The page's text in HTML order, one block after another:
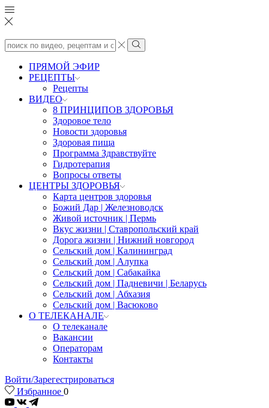
Search
input
Search
ПРЯМОЙ ЭФИР
РЕЦЕПТЫ
Рецепты
ВИДЕО
8 ПРИНЦИПОВ ЗДОРОВЬЯ
Здоровое тело
Новости здоровья
Здоровая пища
Программа Здравствуйте
Гидротерапия
Вопросы ответы
ЦЕНТРЫ ЗДОРОВЬЯ
Карта центров здоровья
Божий Дар | Железноводск
Живой источник | Пермь
Вкус жизни | Ставропольский край
Дорога жизни | Нижний новгород
Сельский дом | Калининград
Сельский дом | Алупка
Сельский дом | Сабакайка
Сельский дом | Падневичи | Беларусь
Сельский дом | Абхазия
Сельский дом | Васюково
О ТЕЛЕКАНАЛЕ
О телеканале
Вакансии
Операторам
Контакты
Войти/Зарегестрироваться
Избранное 0
Youtube